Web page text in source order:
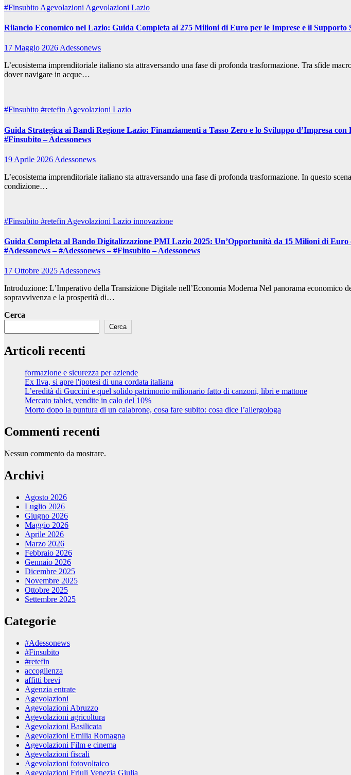
#Finsubito Agevolazioni Agevolazioni Lazio
Rilancio Economico nel Lazio: Guida Completa ai 275 Milioni di Euro per le Imprese e il Supporto
17 Maggio 2026Adessonews
L’ecosistema imprenditoriale italiano sta attraversando una fase di profonda trasformazione. Tra sfide
dover navigare in acque…
#Finsubito #retefinAgevolazioni Lazio
Guida Strategica ai Bandi Regione Lazio: Finanziamenti a Tasso Zero e lo Sviluppo d’Impresa
#Finsubito – Adessonews
19 Aprile 2026 Adessonews
L’ecosistema imprenditoriale italiano sta attraversando una fase di profonda trasformazione. In questo
condizione…
#Finsubito #retefin Agevolazioni Lazio innovazione
Guida Completa al Bando Digitalizzazione PMI Lazio 2025: Un’Opportunità da 15 Milioni di
#Adessonews – #Adessonews – #Finsubito – Adessonews
17 Ottobre 2025Adessonews
Introduzione: L’Imperativo della Transizione Digitale nell’Economia Moderna Nel panorama
sopravvivenza e la prosperità di…
Cerca
Cerca
Articoli recenti
formazione e sicurezza per aziende
Ex Ilva, si apre l'ipotesi di una cordata italiana
L’eredità di Guccini e quel solido patrimonio milionario fatto di canzoni, libri e mattone
Mercato tablet, vendite in calo del 10%
Morto dopo la puntura di un calabrone, cosa fare subito: cosa dice l’allergologa
Commenti recenti
Nessun commento da mostrare.
Archivi
Agosto 2026
Luglio 2026
Giugno 2026
Maggio 2026
Aprile 2026
Marzo 2026
Febbraio 2026
Gennaio 2026
Dicembre 2025
Novembre 2025
Ottobre 2025
Settembre 2025
Categorie
#Adessonews
#Finsubito
#retefin
accoglienza
affitti brevi
Agenzia entrate
Agevolazioni
Agevolazioni Abruzzo
Agevolazioni agricoltura
Agevolazioni Basilicata
Agevolazioni Emilia Romagna
Agevolazioni Film e cinema
Agevolazioni fiscali
Agevolazioni fotovoltaico
Agevolazioni Friuli Venezia Giulia